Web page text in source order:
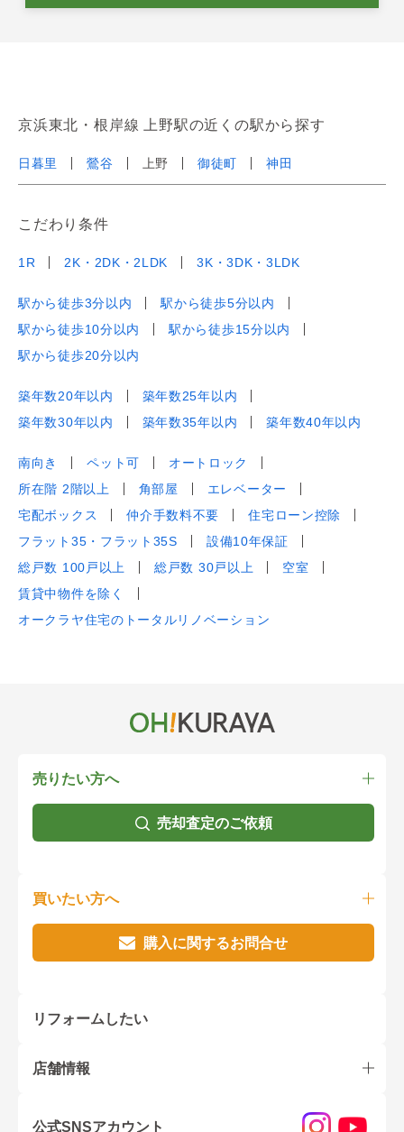
京浜東北・根岸線 上野駅の近くの駅から探す
日暮里 鶯谷 上野 御徒町 神田
こだわり条件
1R 2K・2DK・2LDK 3K・3DK・3LDK
駅から徒歩3分以内
駅から徒歩5分以内
駅から徒歩10分以内
駅から徒歩15分以内
駅から徒歩20分以内
築年数20年以内
築年数25年以内
築年数30年以内
築年数35年以内 築年数40年以内
南向き ペット可
オートロック
所在階 2階以上
角部屋
エレベーター
宅配ボックス
仲介手数料不要
住宅ローン控除
フラット35・フラット35S
設備10年保証
総戸数 100戸以上
総戸数 30戸以上
空室
賃貸中物件を除く
オークラヤ住宅のトータルリノベーション
売りたい方へ
売却査定のご依頼
買いたい方へ
購入に関するお問合せ
リフォームしたい
店舗情報
公式SNSアカウント